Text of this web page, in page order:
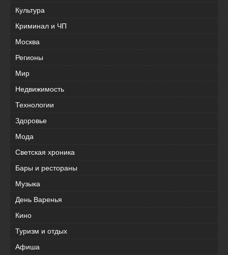
Культура
Криминал и ЧП
Москва
Регионы
Мир
Недвижимость
Технологии
Здоровье
Мода
Светская хроника
Бары и рестораны
Музыка
День Варенья
Кино
Туризм и отдых
Афиша